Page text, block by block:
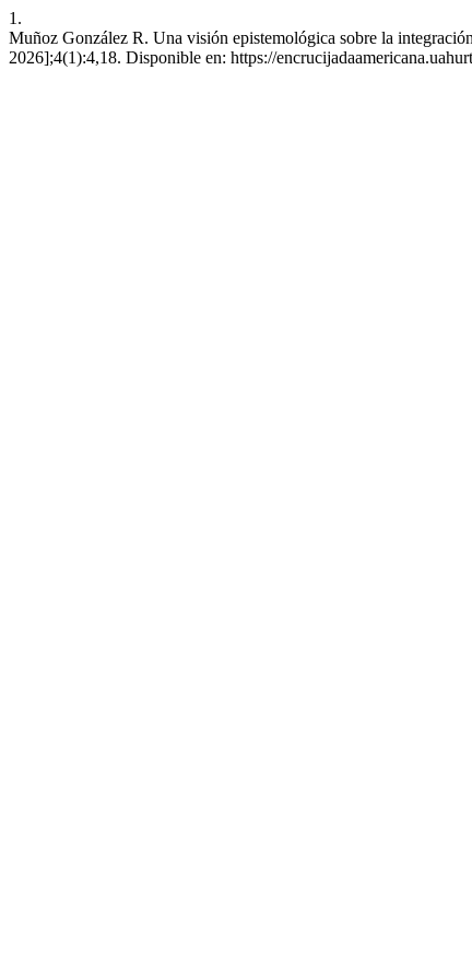
1.
Muñoz González R. Una visión epistemológica sobre la
2026];4(1):4,18. Disponible en: https://